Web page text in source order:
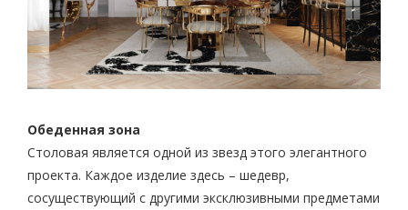
Обеденная зона
Столовая является одной из звезд этого элегантного
проекта. Каждое изделие здесь – шедевр,
сосуществующий с другими эксклюзивными предметами